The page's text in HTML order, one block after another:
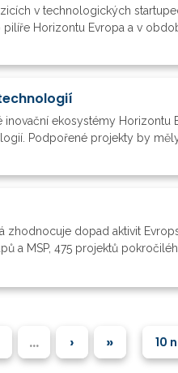
v technologických
Horizontu Evropa a v
ekosystémy
Podpořené projekty by
zhodnocuje dopad aktivit
a MSP, 475 projektů
… › » 10